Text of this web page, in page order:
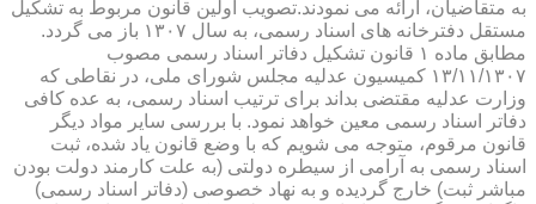
به متقاضیان، ارائه می نمودند.تصویب اولین قانون مربوط به تشكیل
مستقل دفترخانه های اسناد رسمی، به سال ۱۳۰۷ باز می گردد.
مطابق ماده ۱ قانون تشكیل دفاتر اسناد رسمی مصوب
۱۳/۱۱/۱۳۰۷ كمیسیون عدلیه مجلس شورای ملی، در نقاطی كه
وزارت عدلیه مقتضی بداند برای ترتیب اسناد رسمی، به عده كافی
دفاتر اسناد رسمی معین خواهد نمود. با بررسی سایر مواد دیگر
قانون مرقوم، متوجه می شویم كه با وضع قانون یاد شده، ثبت
اسناد رسمی به آرامی از سیطره دولتی (به علت كارمند دولت بودن
مباشر ثبت) خارج گردیده و به نهاد خصوصی (دفاتر اسناد رسمی)